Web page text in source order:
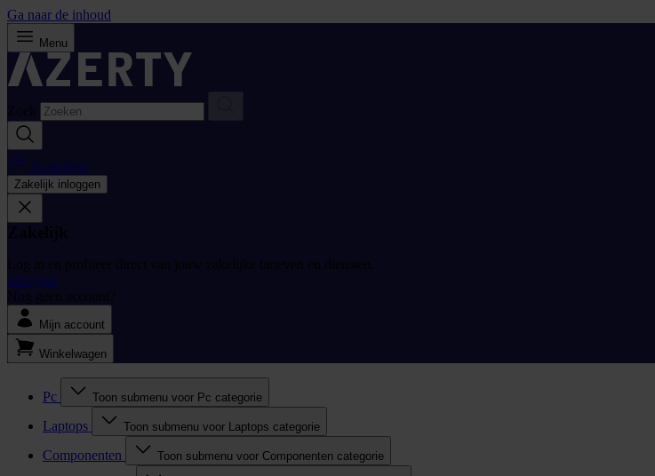
Ga naar de inhoud
Menu
Zoek
Bestellijst
Zakelijk inloggen
Zakelijk
Log in en profiteer direct van jouw zakelijke tarieven en diensten.
Inloggen
Nog geen account?
Mijn account
Winkelwagen
Pc Toon submenu voor Pc categorie
Laptops Toon submenu voor Laptops categorie
Componenten Toon submenu voor Componenten categorie